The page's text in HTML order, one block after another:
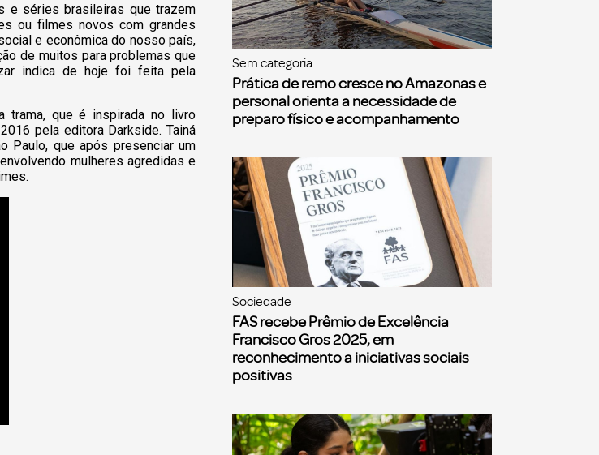
e séries brasileiras que trazem
ou filmes novos com grandes
e econômica do nosso país,
de muitos para problemas que
indica de hoje foi feita pela
trama, que é inspirada no livro
pela editora Darkside. Tainá
Paulo, que após presenciar um
mulheres agredidas e
Sem categoria
Prática de remo cresce no Amazonas e
personal orienta a necessidade de
preparo físico e acompanhamento
Sociedade
FAS recebe Prêmio de Excelência
Francisco Gros 2025, em
reconhecimento a iniciativas sociais
positivas